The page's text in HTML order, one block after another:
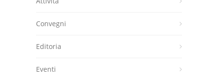
Convegni
Editoria
Eventi